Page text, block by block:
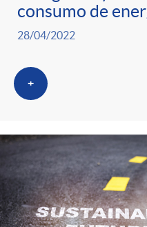
consumo de
28/04/2022
+